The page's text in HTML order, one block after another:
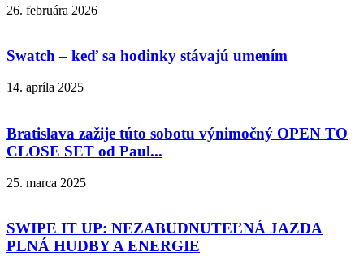
26. februára 2026
Swatch – keď sa hodinky stávajú umením
14. apríla 2025
Bratislava zažije túto sobotu výnimočný OPEN TO
CLOSE SET od Paul...
25. marca 2025
SWIPE IT UP: NEZABUDNUTEĽNÁ JAZDA
PLNÁ HUDBY A ENERGIE